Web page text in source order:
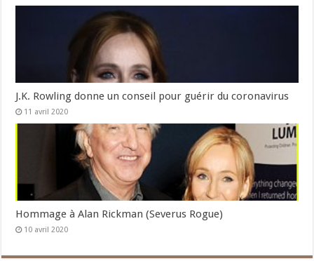
J.K. Rowling donne un conseil pour guérir du coronavirus
11 avril 2020
Hommage à Alan Rickman (Severus Rogue)
10 avril 2020